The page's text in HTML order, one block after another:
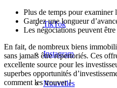
TikTok
Instagram
Nouvelles
Plus de temps pour examiner
Gardez une longueur
Les négociations peuvent
En fait, de nombreux biens
sans jamais être répertoriés. Ces
excellente source pour les
superbes opportunités
comment les trouver !